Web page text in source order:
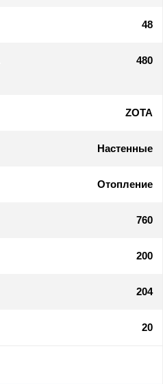
48
480
ZOTA
Настенные
Отопление
760
200
204
20